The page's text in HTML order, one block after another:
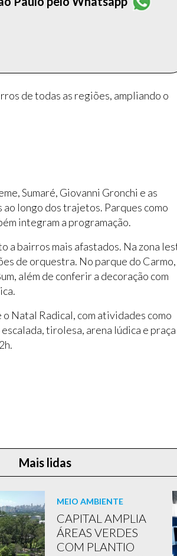
de todas as regiões, ampliando o
Sumaré, Giovanni Gronchi e as
longo dos trajetos. Parques como
integram a programação.
a bairros mais afastados. Na zona
de orquestra. No parque do Carmo,
além de conferir a decoração com
Natal Radical, com atividades como
tirolesa, arena lúdica e praça
Mais lidas
MEIO AMBIENTE
CAPITAL AMPLIA
ÁREAS VERDES
COM PLANTIO